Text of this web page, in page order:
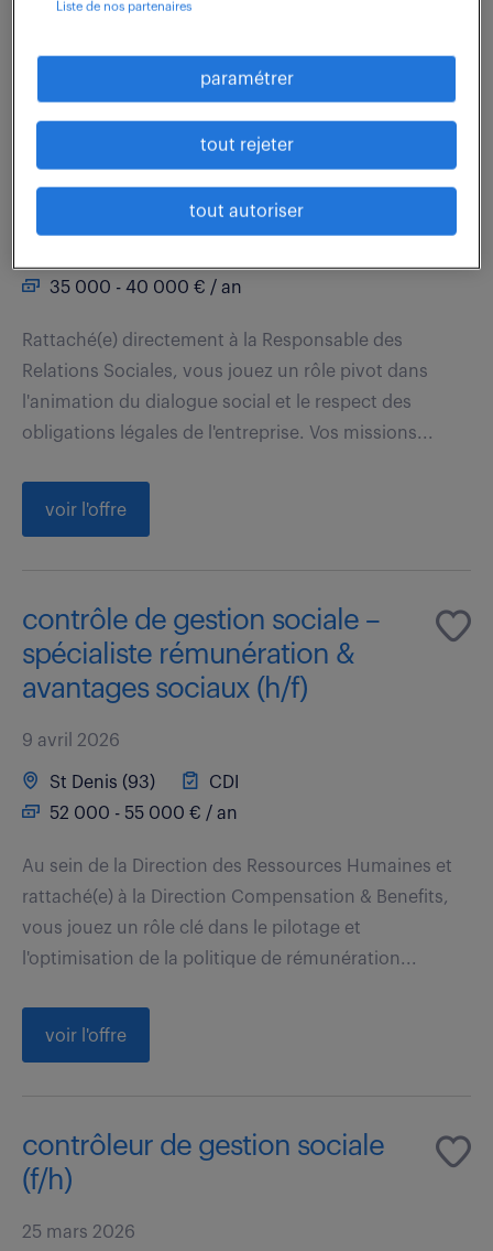
voir l'offre
chargé de relations sociales (f/h)
35 000 - 40 000 € / an
Rattaché(e) directement à la Responsable des
Relations Sociales, vous jouez un rôle pivot dans
l'animation du dialogue social et le respect des
obligations légales de l'entreprise. Vos missions...
voir l'offre
contrôle de gestion sociale –
spécialiste rémunération &
avantages sociaux (h/f)
9 avril 2026
St Denis (93)
CDI
52 000 - 55 000 € / an
Au sein de la Direction des Ressources Humaines et
rattaché(e) à la Direction Compensation & Benefits,
vous jouez un rôle clé dans le pilotage et
l'optimisation de la politique de rémunération...
voir l'offre
contrôleur de gestion sociale
(f/h)
25 mars 2026
Liste de nos partenaires
paramétrer
tout rejeter
tout autoriser